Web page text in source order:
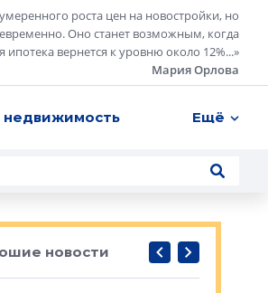
роста цен на новостройки, но
Оно станет возможным, когда
вернется к уровню около 12%...»
Мария Орлова
недвижимость Ещё
новости